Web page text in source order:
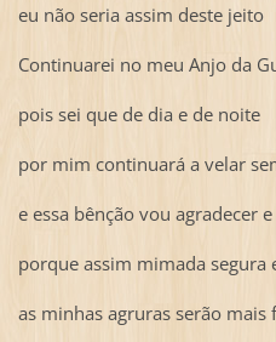
eu não seria assim deste jeito
Continuarei no meu Anjo da
pois sei que de dia e de noite
por mim continuará a velar
e essa bênção vou agradecer
porque assim mimada segura
as minhas agruras serão mais